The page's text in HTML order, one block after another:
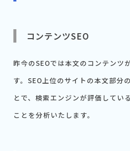
コンテンツSEO
昨今のSEOでは本文のコンテンツ
す。SEO上位のサイトの本文部分
とで、検索エンジンが評価してい
ことを分析いたします。